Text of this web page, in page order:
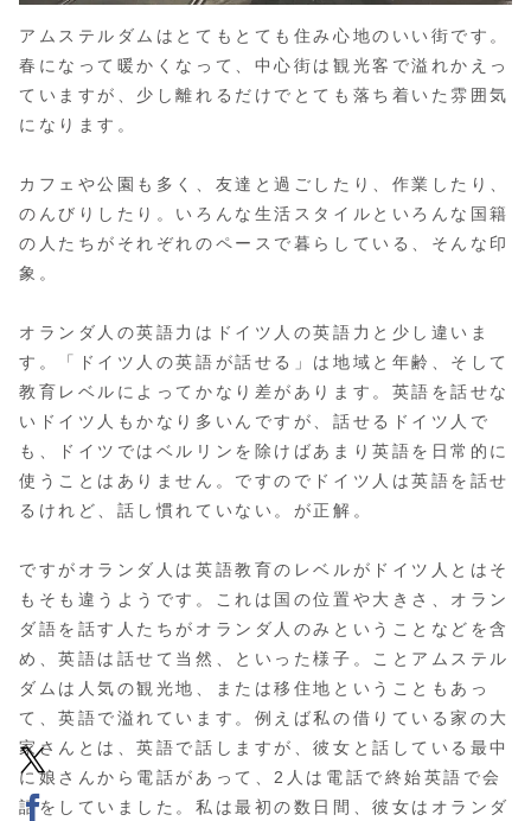
アムステルダムはとてもとても住み心地のいい街です。
春になって暖かくなって、中心街は観光客で溢れかえっ
ていますが、少し離れるだけでとても落ち着いた雰囲気
になります。
カフェや公園も多く、友達と過ごしたり、作業したり、
のんびりしたり。いろんな生活スタイルといろんな国籍
の人たちがそれぞれのペースで暮らしている、そんな印
象。
オランダ人の英語力はドイツ人の英語力と少し違いま
す。「ドイツ人の英語が話せる」は地域と年齢、そして
教育レベルによってかなり差があります。英語を話せな
いドイツ人もかなり多いんですが、話せるドイツ人で
も、ドイツではベルリンを除けばあまり英語を日常的に
使うことはありません。ですのでドイツ人は英語を話せ
るけれど、話し慣れていない。が正解。
ですがオランダ人は英語教育のレベルがドイツ人とはそ
もそも違うようです。これは国の位置や大きさ、オラン
ダ語を話す人たちがオランダ人のみということなどを含
め、英語は話せて当然、といった様子。ことアムステル
ダムは人気の観光地、または移住地ということもあっ
て、英語で溢れています。例えば私の借りている家の大
家さんとは、英語で話しますが、彼女と話している最中
に娘さんから電話があって、2人は電話で終始英語で会
話をしていました。私は最初の数日間、彼女はオランダ